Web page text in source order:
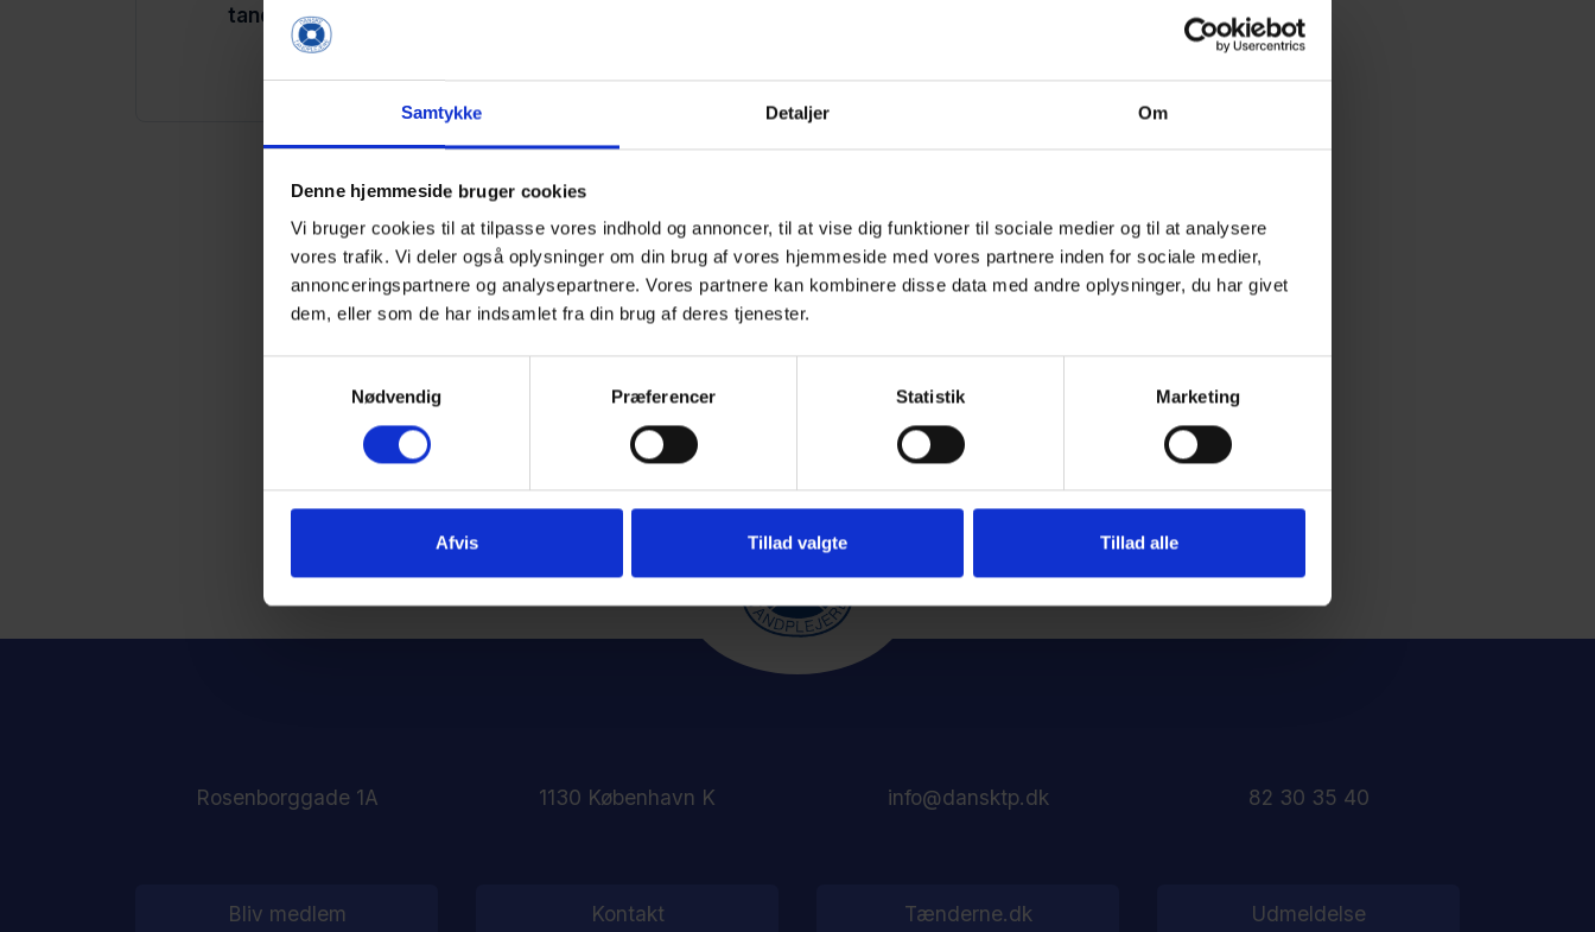
Samtykke Detaljer Om
Denne hjemmeside bruger cookies
Vi bruger cookies til at tilpasse vores indhold og annoncer, til at vise dig funktioner til sociale medier og til at analysere
vores trafik. Vi deler også oplysninger om din brug af vores hjemmeside med vores partnere inden for sociale medier,
annonceringspartnere og analysepartnere. Vores partnere kan kombinere disse data med andre oplysninger, du har givet
dem, eller som de har indsamlet fra din brug af deres tjenester.
Nødvendig
Præferencer Statistik Marketing
Afvis Tillad valgte Tillad alle
tandpleje
Koordinering og planlægning
Ledelse
Forskning og udviklingsarbejde
Rosenborggade 1A 1130 København K info@dansktp.dk 82 30 35 40
Bliv medlem Kontakt Tænderne.dk Udmeldelse